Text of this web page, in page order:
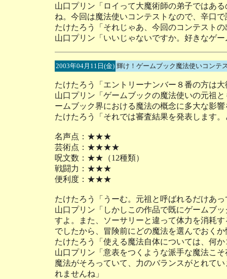
山口プリン「ロイって大魔術師の弟子ではあ
ね。今回は魔法使いコンテストなので、辛口
たけたろう「それじゃあ、今回のコンテスト
山口プリン「いいじゃないですか。好きなゲ
2003年04月11日(金) 輝け！ゲームブック魔法使いコンテ
たけたろう「エントリーナンバー８番の方は
山口プリン「ゲームブックの魔法使いの元祖
ームブック界における魔法の概念に多大な影
たけたろう「それでは審査結果を発表します。
名声点：★★★
芸術点：★★★★
呪文数：★★（12種類）
戦闘力：★★★
便利度：★★★
たけたろう「うーむ。元祖と呼ばれるだけあ
山口プリン「しかしこの作品で既にゲームブ
すよ。また、ソーサリーと違って体力を消耗
でしたから、冒険前にどの魔法を選んでおく
たけたろう「使える魔法自体については、何
山口プリン「意表をつくような派手な魔法こ
魔法がそろっていて、力のバランスがとれて
れませんね」